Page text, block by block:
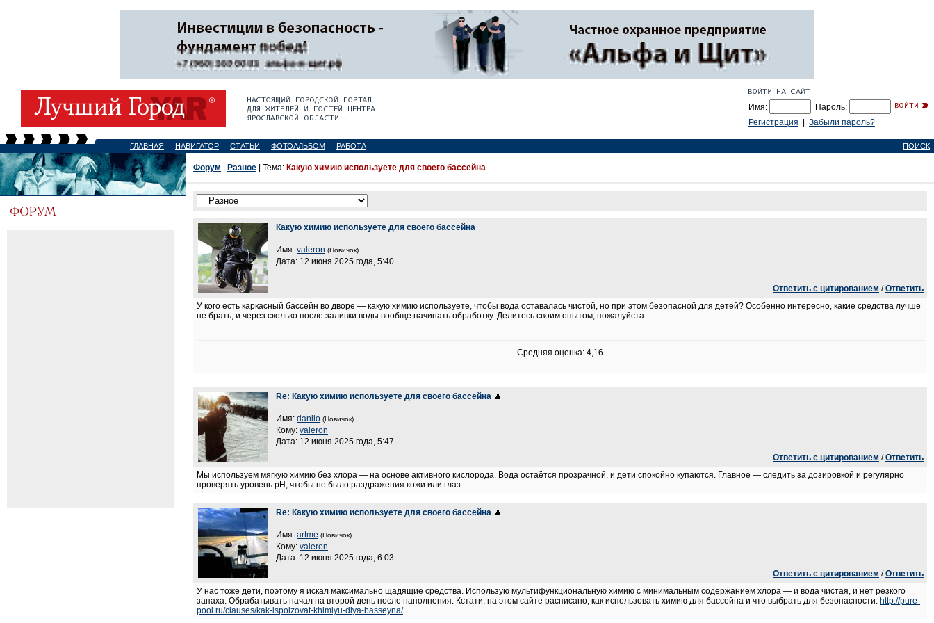
Имя:
Пароль:
Регистрация
Забыли пароль?
ГЛАВНАЯ НАВИГАТОР СТАТЬИ ФОТОАЛЬБОМ РАБОТА ПОИСК
Форум Разное | Тема: Какую химию используете для своего бассейна
Какую химию используете для своего бассейна
Имя: valeron (Новичок)
Дата: 12 июня 2025 года, 5:40
Ответить с цитированием /Ответить
У кого есть каркасный бассейн во дворе — какую химию используете, чтобы вода оставалась чистой, но при этом безопасной для детей? Особенно интересно, какие средства лучше
не брать, и через сколько после заливки воды вообще начинать обработку. Делитесь своим опытом, пожалуйста.
Средняя оценка: 4,16
Re: Какую химию используете для своего бассейна
Имя: danilo (Новичок)
Кому: valeron
Дата: 12 июня 2025 года, 5:47
Ответить с цитированием /Ответить
Мы используем мягкую химию без хлора — на основе активного кислорода. Вода остаётся прозрачной, и дети спокойно купаются. Главное — следить за дозировкой и регулярно
проверять уровень pH, чтобы не было раздражения кожи или глаз.
Re: Какую химию используете для своего бассейна
Имя: artme (Новичок)
Кому: valeron
Дата: 12 июня 2025 года, 6:03
Ответить с цитированием /Ответить
У нас тоже дети, поэтому я искал максимально щадящие средства. Использую мультифункциональную химию с минимальным содержанием хлора — и вода чистая, и нет резкого
запаха. Обрабатывать начал на второй день после наполнения. Кстати, на этом сайте расписано, как использовать химию для бассейна и что выбрать для безопасности: http://pure-
pool.ru/clauses/kak-ispolzovat-khimiyu-dlya-basseyna/.